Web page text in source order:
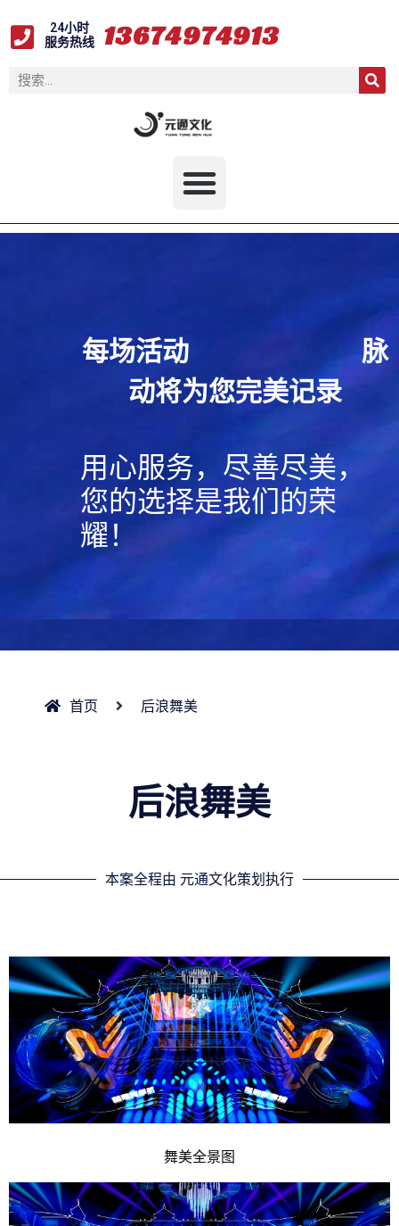
24小时
服务热线
1367 4 9
6 7 4 974913
每场活动
脉
动将为您完美记录
用心服务，尽善尽美，
您的选择是我们的荣
耀！
首页 后浪舞美
后浪舞美
本案全程由 元通文化策划执行
舞美全景图